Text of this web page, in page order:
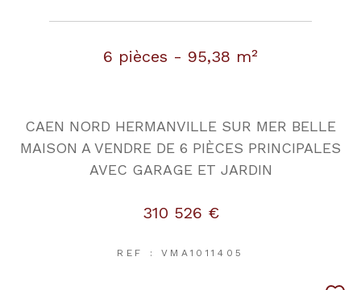
6 pièces - 95,38 m²
CAEN NORD HERMANVILLE SUR MER BELLE
MAISON A VENDRE DE 6 PIÈCES PRINCIPALES
AVEC GARAGE ET JARDIN
310 526 €
REF : VMA1011405